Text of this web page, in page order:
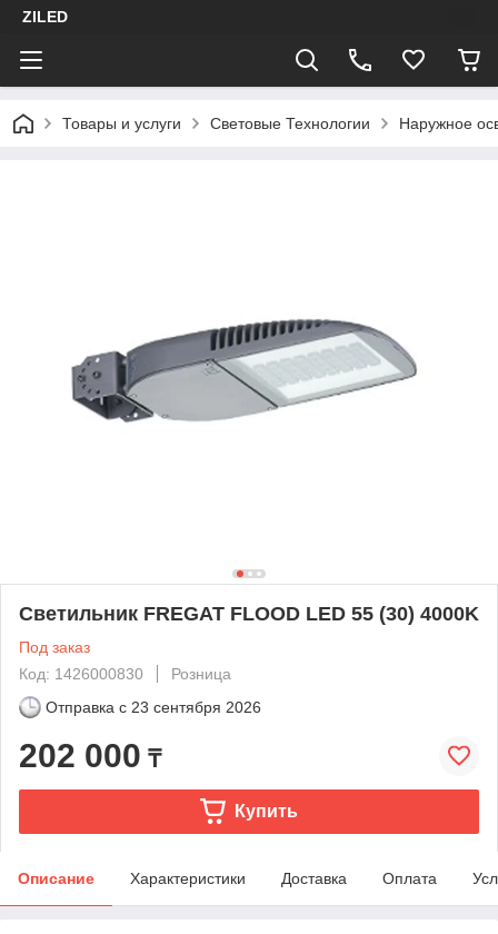
ZILED
Товары и услуги Световые Технологии Наружное
Светильник FREGAT FLOOD LED 55 (30) 4000K
Под заказ
Код: 1426000830
Розница
Отправка с 23 сентября 2026
202 000 ₸
Купить
Описание Характеристики Доставка Оплата